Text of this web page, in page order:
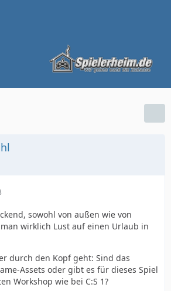
sowohl von außen wie von
wirklich Lust auf einen Urlaub in
durch den Kopf geht: Sind das
Assets oder gibt es für dieses Spiel
Workshop wie bei C:S 1?